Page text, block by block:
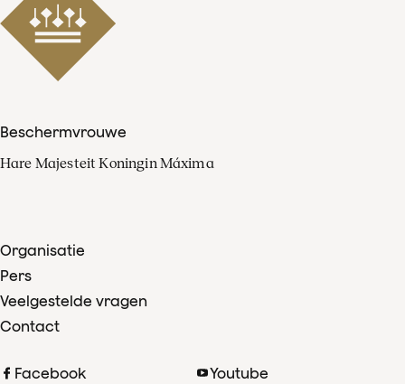
Beschermvrouwe
Hare Majesteit Koningin Máxima
Organisatie
Pers
Veelgestelde vragen
Contact
Facebook Youtube